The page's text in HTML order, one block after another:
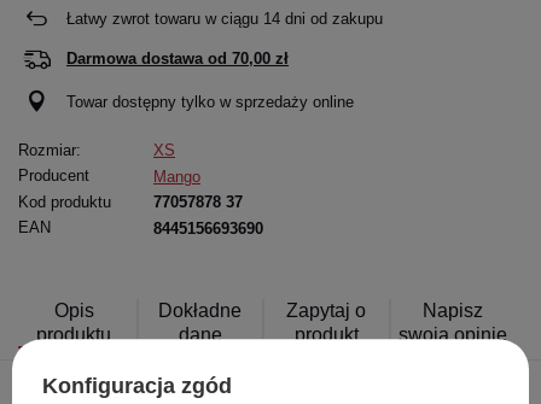
Łatwy zwrot towaru w ciągu 14 dni od zakupu
Darmowa dostawa od 70,00 zł
Towar dostępny tylko w sprzedaży online
Rozmiar:
XS
Producent
Mango
Kod produktu
77057878 37
EAN
8445156693690
Opis
produktu
Dokładne
dane
Zapytaj o
produkt
Napisz
swoją opinię
Konfiguracja zgód